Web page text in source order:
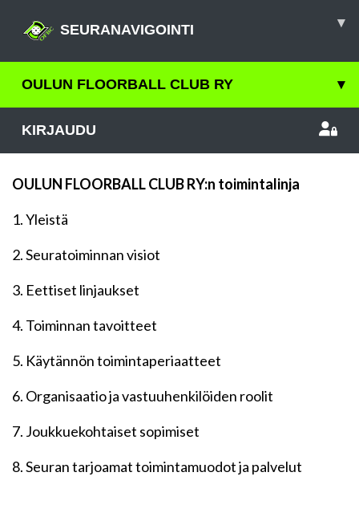
SEURANAVIGOINTI ▾
OULUN FLOORBALL CLUB RY ▾
KIRJAUDU
OULUN FLOORBALL CLUB RY:n toimintalinja
1. Yleistä
2. Seuratoiminnan visiot
3. Eettiset linjaukset
4. Toiminnan tavoitteet
5. Käytännön toimintaperiaatteet
6. Organisaatio ja vastuuhenkilöiden roolit
7. Joukkuekohtaiset sopimiset
8. Seuran tarjoamat toimintamuodot ja palvelut